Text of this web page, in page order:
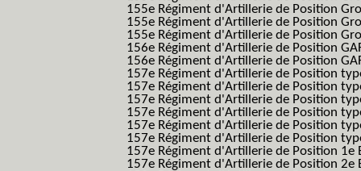
155e Régiment d'Artillerie de Position
155e Régiment d'Artillerie de Position
155e Régiment d'Artillerie de Position
156e Régiment d'Artillerie de Position
156e Régiment d'Artillerie de Position
157e Régiment d'Artillerie de Position
157e Régiment d'Artillerie de Position
157e Régiment d'Artillerie de Position
157e Régiment d'Artillerie de Position
157e Régiment d'Artillerie de Position
157e Régiment d'Artillerie de Position
157e Régiment d'Artillerie de Position 1e
157e Régiment d'Artillerie de Position 2e